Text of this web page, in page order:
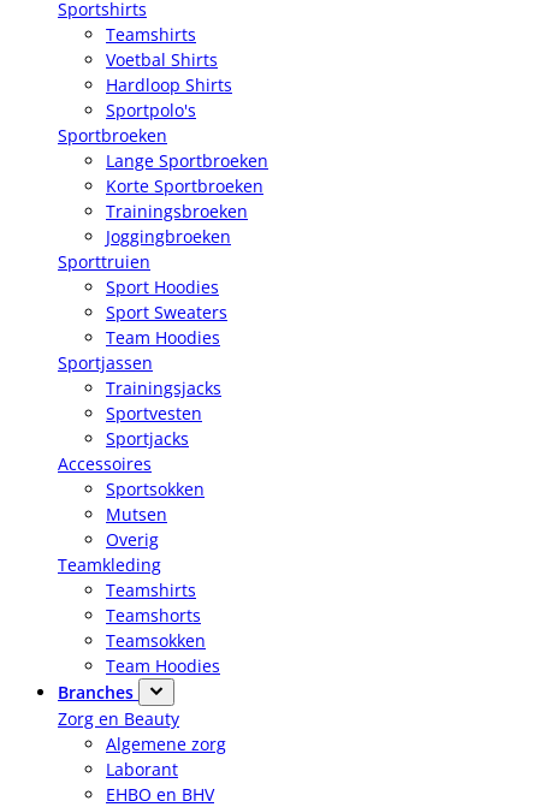
Sportshirts
Teamshirts
Voetbal Shirts
Hardloop Shirts
Sportpolo's
Sportbroeken
Lange Sportbroeken
Korte Sportbroeken
Trainingsbroeken
Joggingbroeken
Sporttruien
Sport Hoodies
Sport Sweaters
Team Hoodies
Sportjassen
Trainingsjacks
Sportvesten
Sportjacks
Accessoires
Sportsokken
Mutsen
Overig
Teamkleding
Teamshirts
Teamshorts
Teamsokken
Team Hoodies
Branches
Zorg en Beauty
Algemene zorg
Laborant
EHBO en BHV